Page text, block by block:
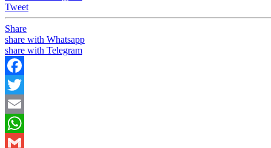
Tweet
Share
share with Whatsapp
share with Telegram
Facebook
Twitter
Email
WhatsApp